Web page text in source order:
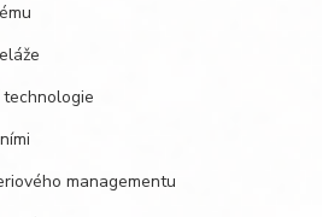
managementu